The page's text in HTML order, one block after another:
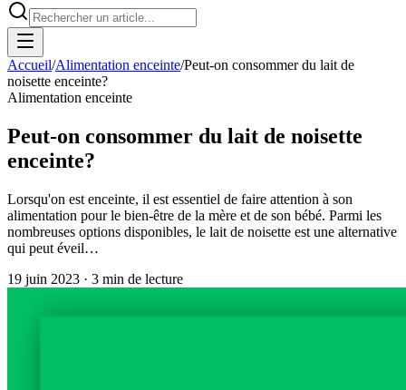
Accueil/Alimentation enceinte/Peut-on consommer du lait de
noisette enceinte?
Alimentation enceinte
Peut-on consommer du lait de noisette
enceinte?
Lorsqu'on est enceinte, il est essentiel de faire attention à son
alimentation pour le bien-être de la mère et de son bébé. Parmi les
nombreuses options disponibles, le lait de noisette est une alternative
qui peut éveil…
19 juin 2023 · 3 min de lecture